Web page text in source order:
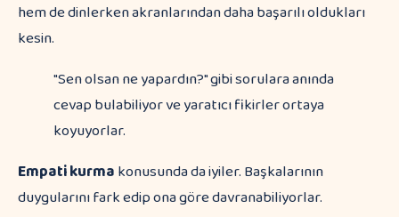
hem de dinlerken akranlarından daha başarılı oldukları
kesin.
"Sen olsan ne yapardın?" gibi sorulara anında
cevap bulabiliyor ve yaratıcı fikirler ortaya
koyuyorlar.
Empati kurmakonusunda da iyiler. Başkalarının
duygularını fark edip ona göre davranabiliyorlar.